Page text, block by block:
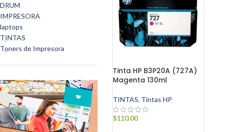
DRUM
IMPRESORA
laptops
TINTAS
Toners de Impresora
Tinta HP B3P20A (727A)
Magenta 130ml
TINTAS, Tintas HP
$110.00